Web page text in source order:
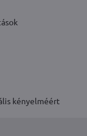
kényelméért